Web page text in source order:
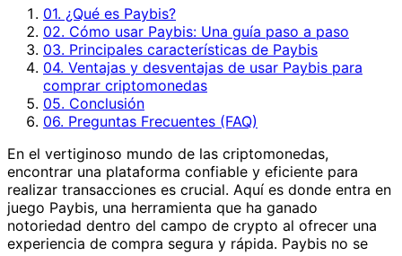
01. ¿Qué es Paybis?
02. Cómo usar Paybis: Una guía paso a paso
03. Principales características de Paybis
04. Ventajas y desventajas de usar Paybis para
comprar criptomonedas
05. Conclusión
06. Preguntas Frecuentes (FAQ)
En el vertiginoso mundo de las criptomonedas,
encontrar una plataforma confiable y eficiente para
realizar transacciones es crucial. Aquí es donde entra en
juego Paybis, una herramienta que ha ganado
notoriedad dentro del campo de crypto al ofrecer una
experiencia de compra segura y rápida. Paybis no se